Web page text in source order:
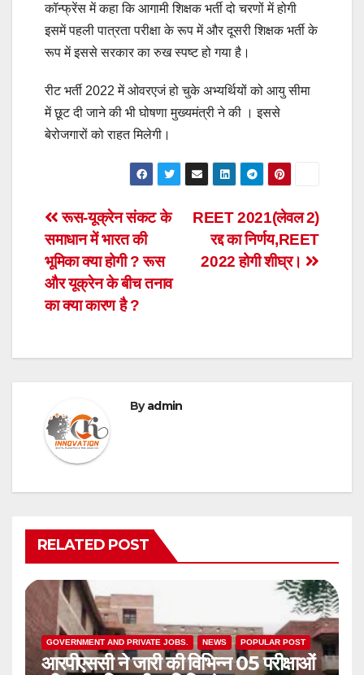
कॉन्फ्रेंस में कहा कि आगामी शिक्षक भर्ती दो चरणों में होगी
इसमें पहली पात्रता परीक्षा के रूप में और दूसरी शिक्षक भर्ती के
रूप में इससे सरकार का रुख स्पष्ट हो गया है।
रीट भर्ती 2022 में ओवरएजं हो चुके अभ्यर्थियों को आयु सीमा
में छूट दी जाने की भी घोषणा मुख्यमंत्री ने की । इससे
बेरोजगारों को राहत मिलेगी।
Post
navigation
REET 2021(लेवल 2)
रद्द का निर्णय,REET
2022 होगी शीघ्र।
रूस-यूक्रेन संकट के
समाधान में भारत की
भूमिका क्या होगी ? रूस
और यूक्रेन के बीच तनाव
का क्या कारण है ?
Byadmin
RELATED POST
GOVERNMENT AND PRIVATE JOBS. NEWS POPULAR POST
आरपीएससी ने जारी की विभिन्न 05 परीक्षाओं